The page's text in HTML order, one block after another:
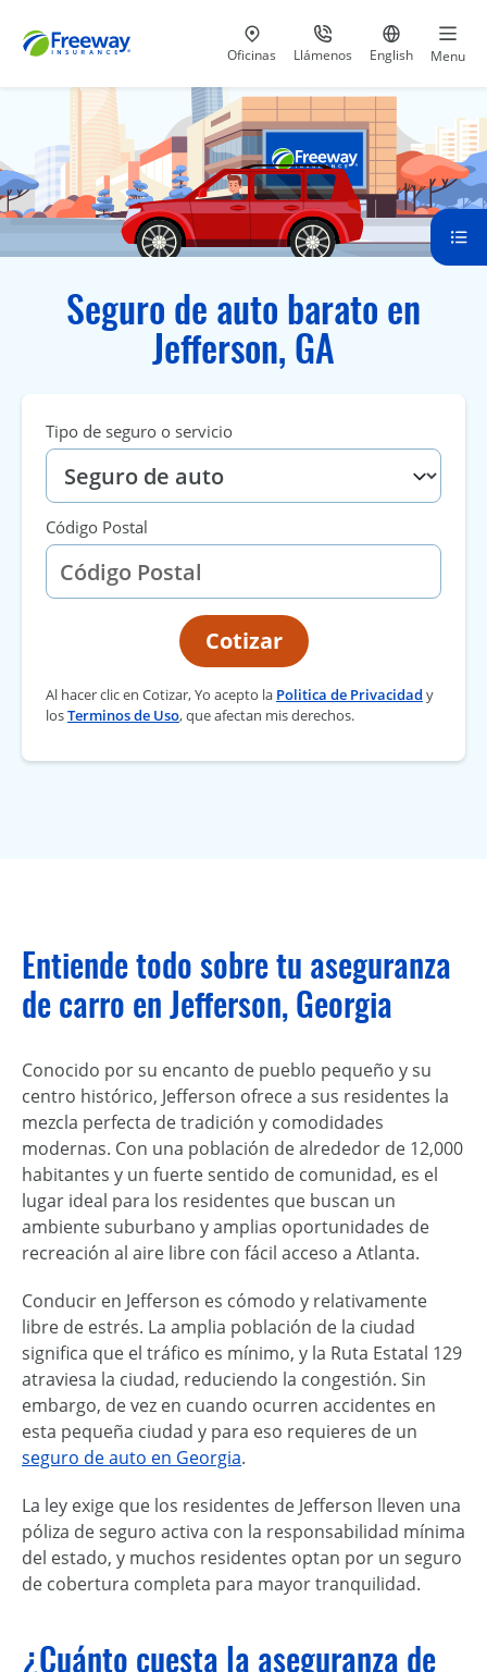
Visita nuestras
Oficinas Llámenos
al 800-441-5533
Ir al sitio
English Menu
Seguro de auto barato en
Jefferson, GA
Tipo de seguro o servicio
Código Postal
Cotizar
Al hacer clic en Cotizar, Yo acepto la Politica de Privacidad y
losTerminos de Uso, que afectan mis derechos.
Entiende todo sobre tu aseguranza
de carro en Jefferson, Georgia
Conocido por su encanto de pueblo pequeño y su
centro histórico, Jefferson ofrece a sus residentes la
mezcla perfecta de tradición y comodidades
modernas. Con una población de alrededor de 12,000
habitantes y un fuerte sentido de comunidad, es el
lugar ideal para los residentes que buscan un
ambiente suburbano y amplias oportunidades de
recreación al aire libre con fácil acceso a Atlanta.
Conducir en Jefferson es cómodo y relativamente
libre de estrés. La amplia población de la ciudad
significa que el tráfico es mínimo, y la Ruta Estatal 129
atraviesa la ciudad, reduciendo la congestión. Sin
embargo, de vez en cuando ocurren accidentes en
esta pequeña ciudad y para eso requieres de un
seguro de auto en Georgia.
La ley exige que los residentes de Jefferson lleven una
póliza de seguro activa con la responsabilidad mínima
del estado, y muchos residentes optan por un seguro
de cobertura completa para mayor tranquilidad.
¿Cuánto cuesta la aseguranza de